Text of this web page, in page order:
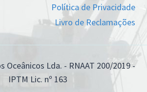
Política de Privacidade
Livro de Reclamações
Oceânicos Lda. - RNAAT 200/2019 -
IPTM Lic. nº 163